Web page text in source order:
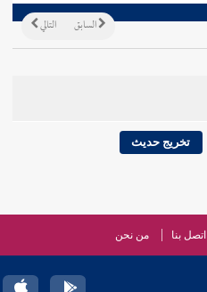
التالي السابق
تخريج حديث
اتصل بنا من نحن